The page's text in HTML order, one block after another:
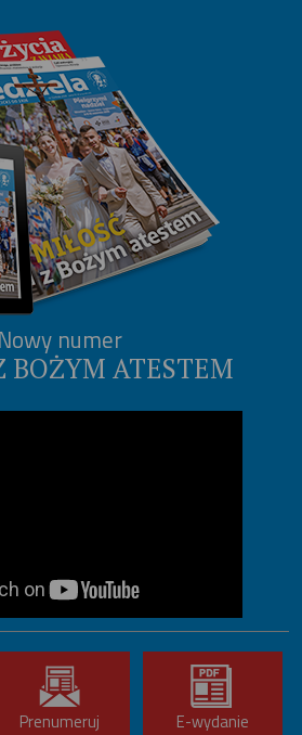
Nowy numer
BOŻYM ATESTEM
Prenumeruj E-wydanie